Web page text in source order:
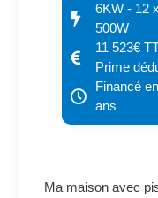
6KW - 12 x
500W
11 523€
Prime
Financé
ans
Ma maison avec